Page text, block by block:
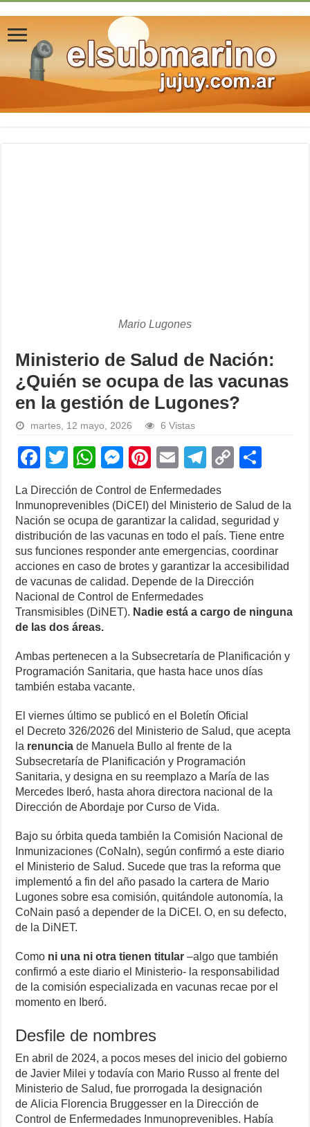
Mario Lugones
Ministerio de Salud de Nación:
¿Quién se ocupa de las vacunas
en la gestión de Lugones?
martes, 12 mayo, 2026 6 Vistas
F
a
c
e
b
o
o
k
T
wi
tt
er
W
h
at
s
A
p
p
M
e
ss
e
n
g
er
Pi
nt
er
e
st
E
m
ail
T
el
e
gr
a
m
C
p
y
Li
n
k
ar
e
La Dirección de Control de Enfermedades
Inmunoprevenibles (DiCEI) del Ministerio de Salud de la
Nación se ocupa de garantizar la calidad, seguridad y
distribución de las vacunas en todo el país. Tiene entre
sus funciones responder ante emergencias, coordinar
acciones en caso de brotes y garantizar la accesibilidad
de vacunas de calidad. Depende de la Dirección
Nacional de Control de Enfermedades
Transmisibles (DiNET). Nadie está a cargo de ninguna
de las dos áreas.
Ambas pertenecen a la Subsecretaría de Planificación y
Programación Sanitaria, que hasta hace unos días
también estaba vacante.
El viernes último se publicó en el Boletín Oficial
el Decreto 326/2026 del Ministerio de Salud, que acepta
la renuncia de Manuela Bullo al frente de la
Subsecretaría de Planificación y Programación
Sanitaria, y designa en su reemplazo a María de las
Mercedes Iberó, hasta ahora directora nacional de la
Dirección de Abordaje por Curso de Vida.
Bajo su órbita queda también la Comisión Nacional de
Inmunizaciones (CoNaIn), según confirmó a este diario
el Ministerio de Salud. Sucede que tras la reforma que
implementó a fin del año pasado la cartera de Mario
Lugones sobre esa comisión, quitándole autonomía, la
CoNain pasó a depender de la DiCEI. O, en su defecto,
de la DiNET.
Como ni una ni otra tienen titular –algo que también
confirmó a este diario el Ministerio- la responsabilidad
de la comisión especializada en vacunas recae por el
momento en Iberó.
Desfile de nombres
En abril de 2024, a pocos meses del inicio del gobierno
de Javier Milei y todavía con Mario Russo al frente del
Ministerio de Salud, fue prorrogada la designación
de Alicia Florencia Bruggesser en la Dirección de
Control de Enfermedades Inmunoprevenibles. Había